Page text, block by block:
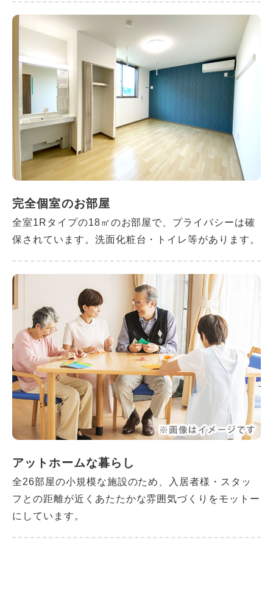
完全個室のお部屋
全室1Rタイプの18㎡のお部屋で、プライバシーは確
保されています。洗面化粧台・トイレ等があります。
アットホームな暮らし
全26部屋の小規模な施設のため、入居者様・スタッ
フとの距離が近くあたたかな雰囲気づくりをモットー
にしています。